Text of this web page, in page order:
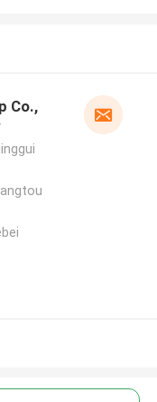
Co.,